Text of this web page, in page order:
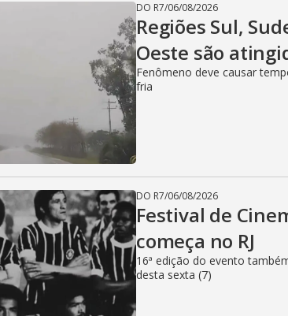
DO R7/06/08/2026
Regiões Sul,
Oeste são
Fenômeno deve causar
fria
DO R7/06/08/2026
Festival de
começa no RJ
16ª edição do evento
desta sexta (7)